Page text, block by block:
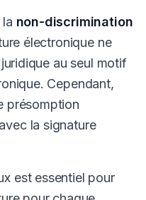
non-discrimination
électronique ne
au seul motif
Cependant,
présomption
la signature
est essentiel pour